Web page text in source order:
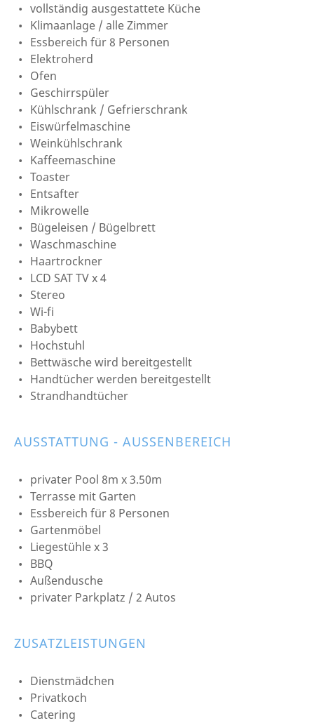
vollständig ausgestattete Küche
Klimaanlage / alle Zimmer
Essbereich für 8 Personen
Elektroherd
Ofen
Geschirrspüler
Kühlschrank / Gefrierschrank
Eiswürfelmaschine
Weinkühlschrank
Kaffeemaschine
Toaster
Entsafter
Mikrowelle
Bügeleisen / Bügelbrett
Waschmaschine
Haartrockner
LCD SAT TV x 4
Stereo
Wi-fi
Babybett
Hochstuhl
Bettwäsche wird bereitgestellt
Handtücher werden bereitgestellt
Strandhandtücher
AUSSTATTUNG - AUSSENBEREICH
privater Pool 8m x 3.50m
Terrasse mit Garten
Essbereich für 8 Personen
Gartenmöbel
Liegestühle x 3
BBQ
Außendusche
privater Parkplatz / 2 Autos
ZUSATZLEISTUNGEN
Dienstmädchen
Privatkoch
Catering